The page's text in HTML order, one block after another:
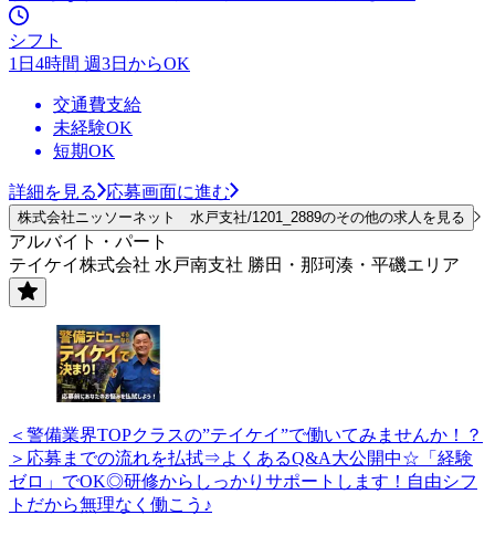
シフト
1日4時間 週3日からOK
交通費支給
未経験OK
短期OK
詳細を見る 応募画面に進む
株式会社ニッソーネット 水戸支社/1201_2889のその他の求人を見る
アルバイト・パート
テイケイ株式会社 水戸南支社 勝田・那珂湊・平磯エリア
＜警備業界TOPクラスの”テイケイ”で働いてみませんか！？
＞応募までの流れを払拭⇒よくあるQ&A大公開中☆「経験
ゼロ」でOK◎研修からしっかりサポートします！自由シフ
トだから無理なく働こう♪